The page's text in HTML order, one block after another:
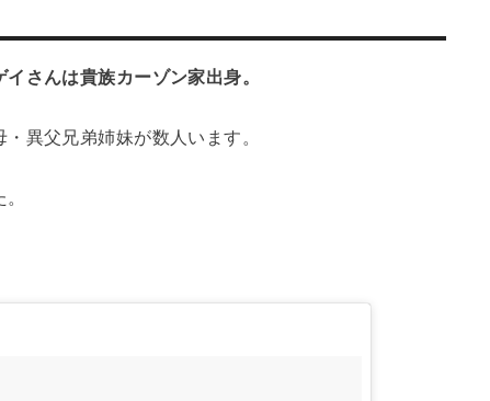
さんは貴族カーゾン家出身。
異父兄弟姉妹が数人います。